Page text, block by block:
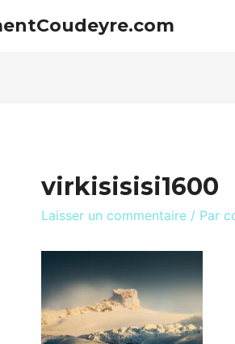
virkisisisi1600
Laisser un commentaire / Par